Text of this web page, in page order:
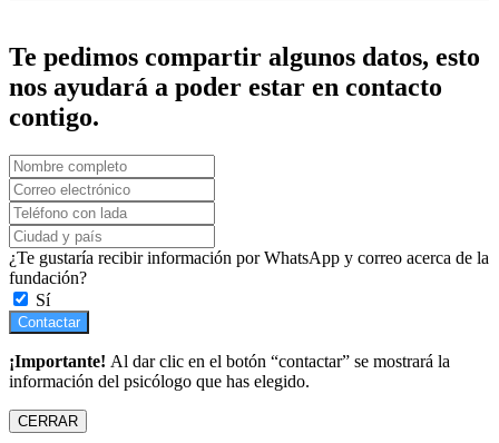
Te pedimos compartir algunos datos, esto
nos ayudará a poder estar en contacto
contigo.
¿Te gustaría recibir información por WhatsApp y correo acerca de la
fundación?
Sí
Contactar
¡Importante! Al dar clic en el botón “contactar” se mostrará la
información del psicólogo que has elegido.
CERRAR